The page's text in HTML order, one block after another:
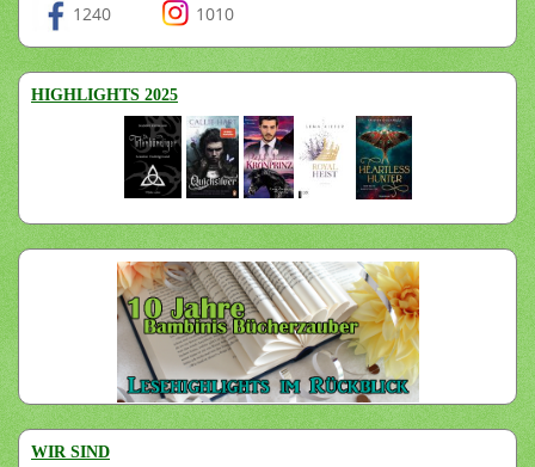
1240 1010
HIGHLIGHTS 2025
WIR SIND